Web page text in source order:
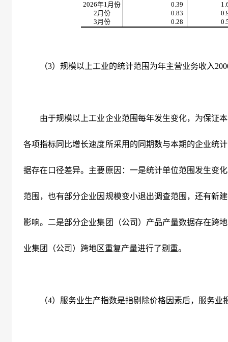
2026年1月份
0.39
2月份
0.83
3月份
0.28
（3）规模以上工业的统计范围为年主营业务收入
由于规模以上工业企业范围每年发生变化，为保证本
各项指标同比增长速度所采用的同期数与本期的企业统
据存在口径差异。主要原因：一是统计单位范围发生变
范围，也有部分企业因规模变小退出调查范围，还有新
影响。二是部分企业集团（公司）产品产量数据存在跨
业集团（公司）跨地区重复产量进行了剔重。
（4）服务业生产指数是指剔除价格因素后，服务业